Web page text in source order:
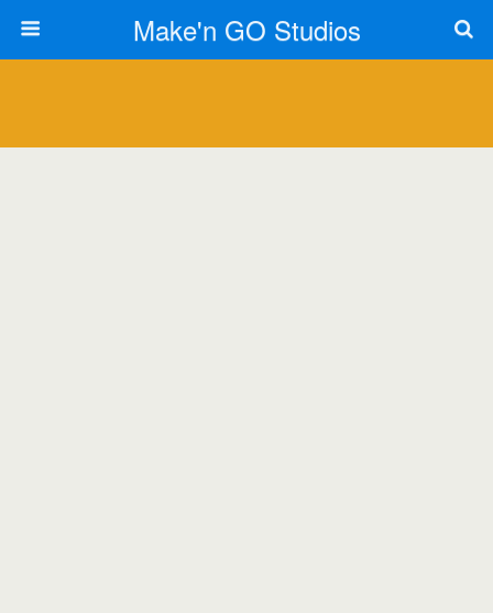
Make'n GO Studios